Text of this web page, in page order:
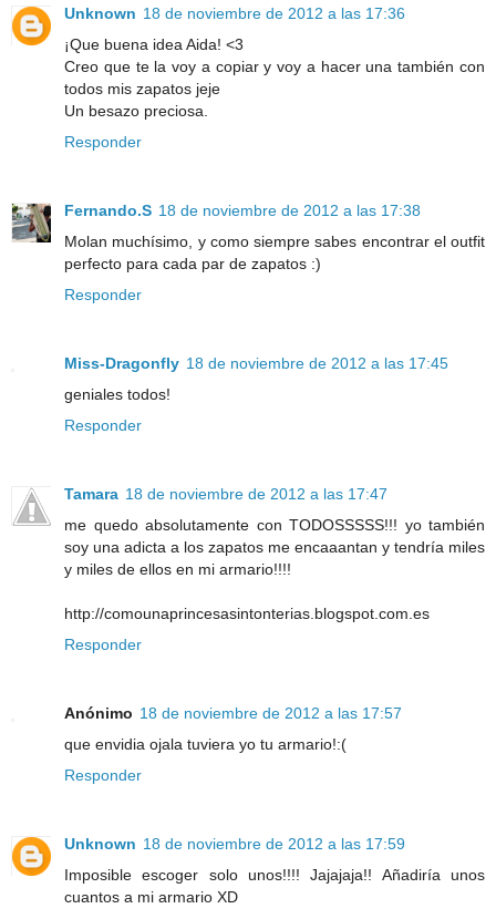
Unknown 18 de noviembre de 2012 a las 17:36
¡Que buena idea Aida! <3
Creo que te la voy a copiar y voy a hacer una también con
todos mis zapatos jeje
Un besazo preciosa.
Responder
Fernando.S 18 de noviembre de 2012 a las 17:38
Molan muchísimo, y como siempre sabes encontrar el outfit
perfecto para cada par de zapatos :)
Responder
Miss-Dragonfly 18 de noviembre de 2012 a las 17:45
geniales todos!
Responder
Tamara 18 de noviembre de 2012 a las 17:47
me quedo absolutamente con TODOSSSSS!!! yo también
soy una adicta a los zapatos me encaaantan y tendría miles
y miles de ellos en mi armario!!!!
http://comounaprincesasintonterias.blogspot.com.es
Responder
Anónimo 18 de noviembre de 2012 a las 17:57
que envidia ojala tuviera yo tu armario!:(
Responder
Unknown 18 de noviembre de 2012 a las 17:59
Imposible escoger solo unos!!!! Jajajaja!! Añadiría unos
cuantos a mi armario XD